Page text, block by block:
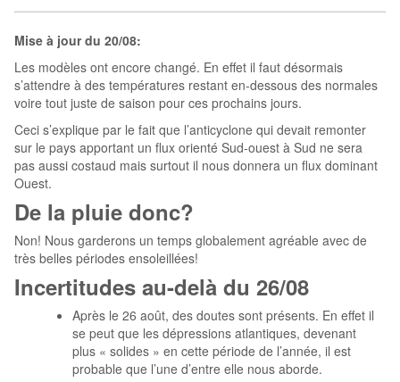
Mise à jour du 20/08:
Les modèles ont encore changé. En effet il faut désormais
s’attendre à des températures restant en-dessous des normales
voire tout juste de saison pour ces prochains jours.
Ceci s’explique par le fait que l’anticyclone qui devait remonter
sur le pays apportant un flux orienté Sud-ouest à Sud ne sera
pas aussi costaud mais surtout il nous donnera un flux dominant
Ouest.
De la pluie donc?
Non! Nous garderons un temps globalement agréable avec de
très belles périodes ensoleillées!
Incertitudes au-delà du 26/08
Après le 26 août, des doutes sont présents. En effet il
se peut que les dépressions atlantiques, devenant
plus « solides » en cette période de l’année, il est
probable que l’une d’entre elle nous aborde.